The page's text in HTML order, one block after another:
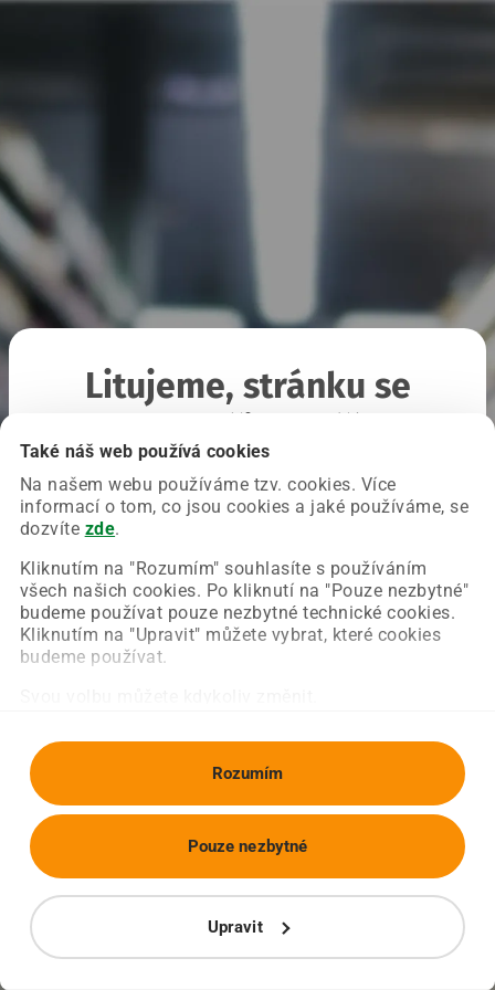
Také náš web používá cookies
Na našem webu používáme tzv. cookies. Více
informací o tom, co jsou cookies a jaké používáme, se
dozvíte zde.
Kliknutím na "Rozumím" souhlasíte s používáním
všech našich cookies. Po kliknutí na "Pouze nezbytné"
budeme používat pouze nezbytné technické cookies.
Kliknutím na "Upravit" můžete vybrat, které cookies
budeme používat.
Rozumím
Upravit
Pouze nezbytné
Litujeme, stránku se
Chyba nastala na naší straně a už ji opravujeme.
Zkuste prosím znovu načíst požadovanou stránku.
Obnovit stránku Úvodní strana